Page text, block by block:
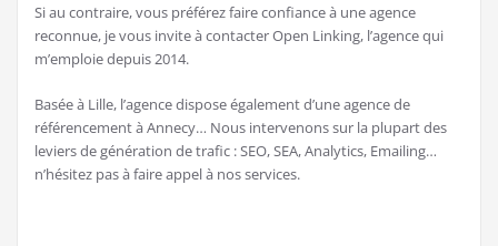
Si au contraire, vous préférez faire confiance à une agence
reconnue, je vous invite à contacter Open Linking, l’agence qui
m’emploie depuis 2014.
Basée à Lille, l’agence dispose également d’une agence de
référencement à Annecy… Nous intervenons sur la plupart des
leviers de génération de trafic : SEO, SEA, Analytics, Emailing…
n’hésitez pas à faire appel à nos services.